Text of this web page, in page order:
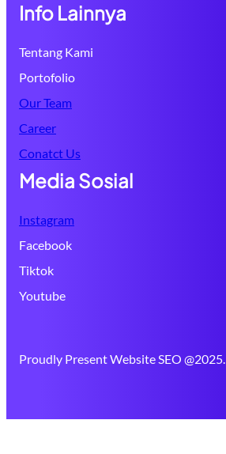
Info Lainnya
Tentang Kami
Portofolio
Our Team
Career
Conatct Us
Media Sosial
Instagram
Facebook
Tiktok
Youtube
Proudly Present Website SEO @2025.